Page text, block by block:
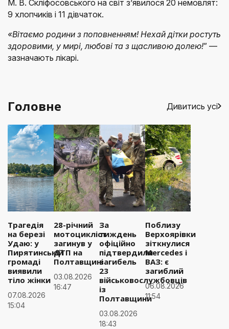
М. В. Скліфосовського на світ з’явилося 20 немовлят:
9 хлопчиків і 11 дівчаток.
«Вітаємо родини з поповненням! Нехай дітки ростуть
здоровими, у мирі, любові та з щасливою долею!” —
зазначають лікарі.
Головне Дивитись усі
Трагедія
на березі
Удаю: у
Пирятинській
громаді
виявили
тіло жінки
07.08.2026
15:04
28-річний
мотоцикліст
загинув у
ДТП на
Полтавщині
03.08.2026
16:47
За
тиждень
офіційно
підтвердили
загибель
23
військовослужбовців
із
Полтавщини
03.08.2026
18:43
Поблизу
Верхоярівки
зіткнулися
Mercedes і
ВАЗ: є
загиблий
06.08.2026
11:54